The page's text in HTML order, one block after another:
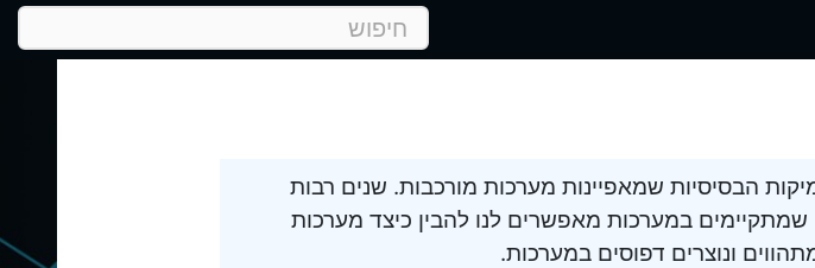
הבסיסיות שמאפיינות מערכות מורכבות. שנים רבות
במערכות מאפשרים לנו להבין כיצד מערכות
ונוצרים דפוסים במערכות.